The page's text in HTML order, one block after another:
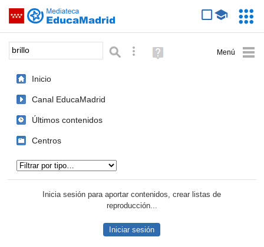
Saltar navegación
Palabra o frase: Búsqueda avanzada
Ayuda
(en
Inicio
Canal EducaMadrid
Últimos contenidos
Centros
Inicia sesión para aportar contenidos, crear listas de
reproducción...
Iniciar sesión